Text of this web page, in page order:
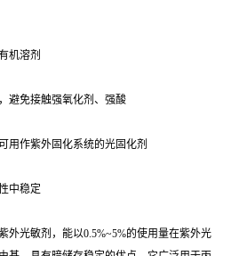
机溶剂
避免接触强氧化剂、强酸
用作紫外固化系统的光固化剂
中稳定
外光敏剂，能以0.5%~5%的使用量在紫外光